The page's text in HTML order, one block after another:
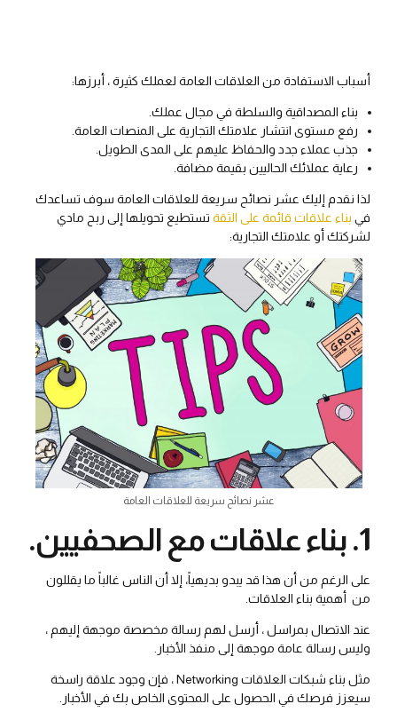
أسباب الاستفادة من العلاقات العامة لعملك كثيرة ، أبرزها:
بناء المصداقية والسلطة في مجال عملك.
رفع مستوى انتشار علامتك التجارية على المنصات العامة.
جذب عملاء جدد والحفاظ عليهم على المدى الطويل.
رعاية عملائك الحاليين بقيمة مضافة.
لذا نقدم إليك عشر نصائح سريعة للعلاقات العامة سوف تساعدك
في بناء علاقات قائمة على الثقة تستطيع تحويلها إلى ربح مادي
لشركتك أو علامتك التجارية:
عشر نصائح سريعة للعلاقات العامة
1. بناء علاقات مع الصحفيين.
على الرغم من أن هذا قد يبدو بديهياً، إلا أن الناس غالباً ما يقللون
من أهمية بناء العلاقات.
عند الاتصال بمراسل ، أرسل لهم رسالة مخصصة موجهة إليهم ،
وليس رسالة عامة موجهة إلى منفذ الأخبار.
مثل بناء شبكات العلاقات Networking ، فإن وجود علاقة راسخة
سيعزز فرصك في الحصول على المحتوى الخاص بك في الأخبار.